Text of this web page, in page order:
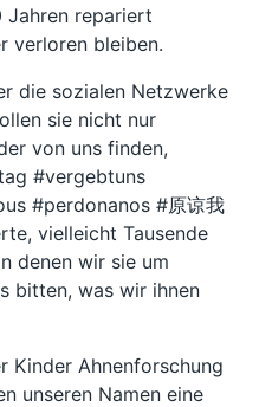
Jahren repariert
verloren bleiben.
die sozialen Netzwerke
sie nicht nur
von uns finden,
#vergebtuns
#perdonanos #原谅我
denen wir sie um
bitten, was wir ihnen
Kinder Ahnenforschung
unseren Namen eine